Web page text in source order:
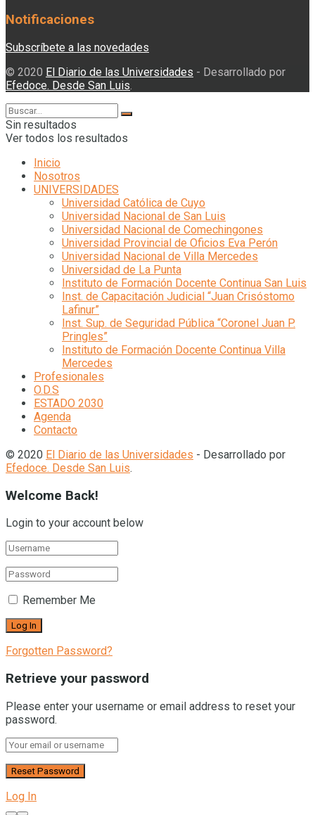
Notificaciones
Subscríbete a las novedades
© 2020 El Diario de las Universidades - Desarrollado por
Efedoce. Desde San Luis.
Sin resultados
Ver todos los resultados
Inicio
Nosotros
UNIVERSIDADES
Universidad Católica de Cuyo
Universidad Nacional de San Luis
Universidad Nacional de Comechingones
Universidad Provincial de Oficios Eva Perón
Universidad Nacional de Villa Mercedes
Universidad de La Punta
Instituto de Formación Docente Continua San Luis
Inst. de Capacitación Judicial “Juan Crisóstomo
Lafinur”
Inst. Sup. de Seguridad Pública “Coronel Juan P.
Pringles”
Instituto de Formación Docente Continua Villa
Mercedes
Profesionales
O.D.S
ESTADO 2030
Agenda
Contacto
© 2020 El Diario de las Universidades - Desarrollado por
Efedoce. Desde San Luis.
Welcome Back!
Login to your account below
Remember Me
Forgotten Password?
Retrieve your password
Please enter your username or email address to reset your
password.
Log In